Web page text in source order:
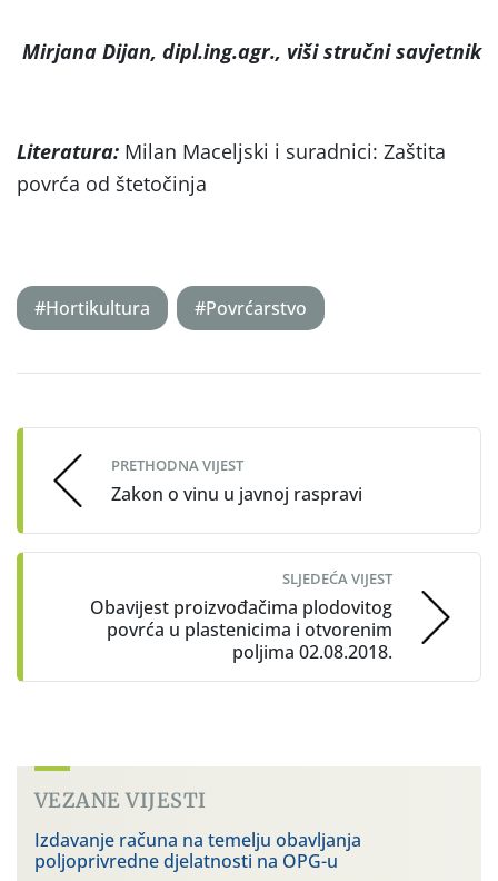
Mirjana Dijan, dipl.ing.agr., viši stručni savjetnik
Literatura: Milan Maceljski i suradnici: Zaštita
povrća od štetočinja
#Hortikultura #Povrćarstvo
navigation
PRETHODNA VIJEST
Zakon o vinu u javnoj raspravi
SLJEDEĆA VIJEST
Obavijest proizvođačima plodovitog
povrća u plastenicima i otvorenim
poljima 02.08.2018.
VEZANE VIJESTI
Izdavanje računa na temelju obavljanja
poljoprivredne djelatnosti na OPG-u